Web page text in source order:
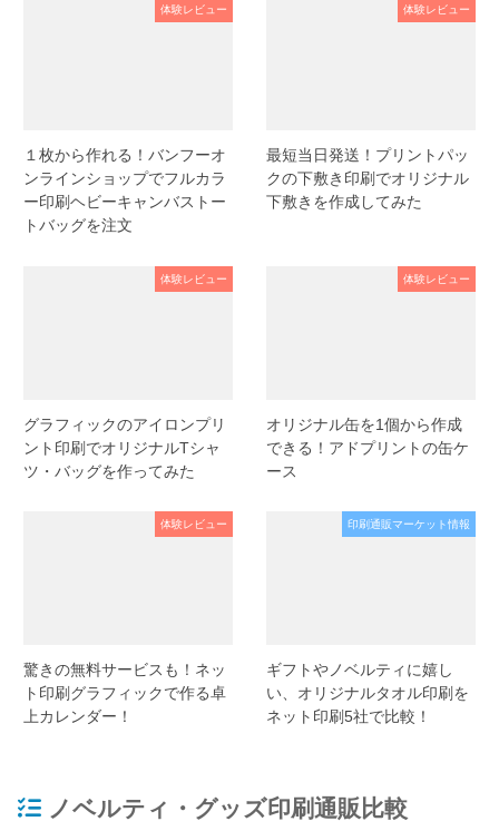
体験レビュー
１枚から作れる！バンフーオ
ンラインショップでフルカラ
ー印刷ヘビーキャンバストー
トバッグを注文
体験レビュー
最短当日発送！プリントパッ
クの下敷き印刷でオリジナル
下敷きを作成してみた
体験レビュー
グラフィックのアイロンプリ
ント印刷でオリジナルTシャ
ツ・バッグを作ってみた
体験レビュー
オリジナル缶を1個から作成
できる！アドプリントの缶ケ
ース
体験レビュー
驚きの無料サービスも！ネッ
ト印刷グラフィックで作る卓
上カレンダー！
印刷通販マーケット情報
ギフトやノベルティに嬉し
い、オリジナルタオル印刷を
ネット印刷5社で比較！
ノベルティ・グッズ印刷通販比較